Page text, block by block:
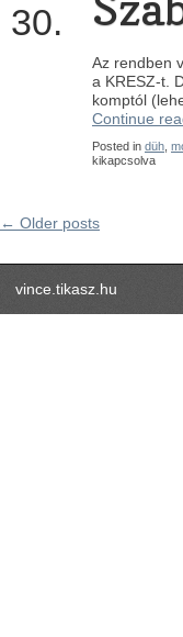
30.
Az rendben
a KRESZ-t.
komptól
Continue
Posted in düh
kikapcsolva
← Older posts
vince.tikasz.hu